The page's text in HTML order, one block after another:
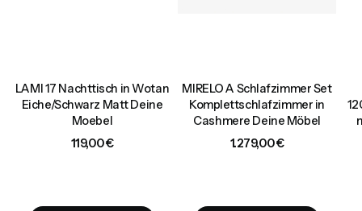
LAMI 17 Nachttisch in Wotan
Eiche/Schwarz Matt Deine
Moebel
Preis
119,00 €
MIRELO A Schlafzimmer Set
Komplettschlafzimmer in
Cashmere Deine Möbel
Preis
1.279,00 €